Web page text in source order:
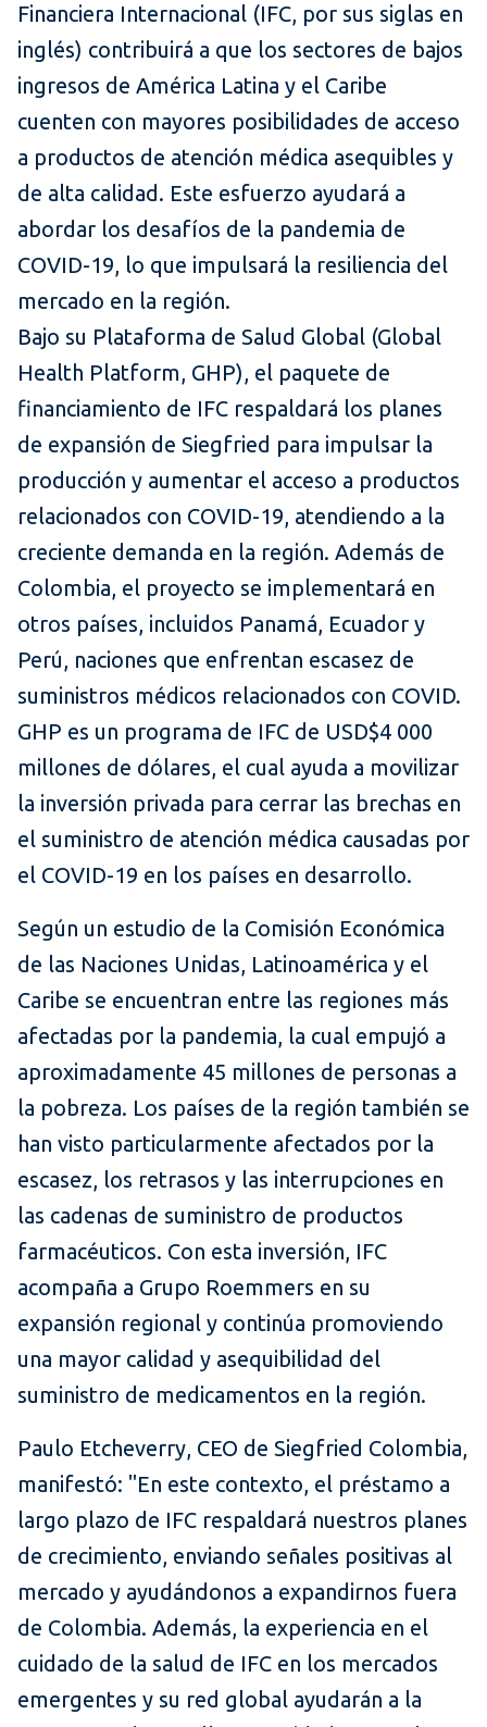
Financiera Internacional (IFC, por sus siglas en
inglés) contribuirá a que los sectores de bajos
ingresos de América Latina y el Caribe
cuenten con mayores posibilidades de acceso
a productos de atención médica asequibles y
de alta calidad. Este esfuerzo ayudará a
abordar los desafíos de la pandemia de
COVID-19, lo que impulsará la resiliencia del
mercado en la región.
Bajo su Plataforma de Salud Global (Global
Health Platform, GHP), el paquete de
financiamiento de IFC respaldará los planes
de expansión de Siegfried para impulsar la
producción y aumentar el acceso a productos
relacionados con COVID-19, atendiendo a la
creciente demanda en la región. Además de
Colombia, el proyecto se implementará en
otros países, incluidos Panamá, Ecuador y
Perú, naciones que enfrentan escasez de
suministros médicos relacionados con COVID.
GHP es un programa de IFC de USD$4 000
millones de dólares, el cual ayuda a movilizar
la inversión privada para cerrar las brechas en
el suministro de atención médica causadas por
el COVID-19 en los países en desarrollo.
Según un estudio de la Comisión Económica
de las Naciones Unidas, Latinoamérica y el
Caribe se encuentran entre las regiones más
afectadas por la pandemia, la cual empujó a
aproximadamente 45 millones de personas a
la pobreza. Los países de la región también se
han visto particularmente afectados por la
escasez, los retrasos y las interrupciones en
las cadenas de suministro de productos
farmacéuticos. Con esta inversión, IFC
acompaña a Grupo Roemmers en su
expansión regional y continúa promoviendo
una mayor calidad y asequibilidad del
suministro de medicamentos en la región.
Paulo Etcheverry, CEO de Siegfried Colombia,
manifestó: "En este contexto, el préstamo a
largo plazo de IFC respaldará nuestros planes
de crecimiento, enviando señales positivas al
mercado y ayudándonos a expandirnos fuera
de Colombia. Además, la experiencia en el
cuidado de la salud de IFC en los mercados
emergentes y su red global ayudarán a la